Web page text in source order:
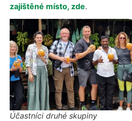
zajištěné místo, zde.
Účastníci druhé skupiny